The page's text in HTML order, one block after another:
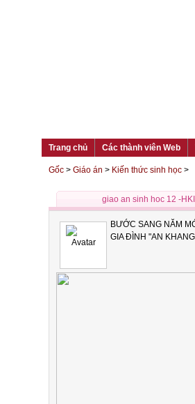
Trang chủ Các thành viên Web
Gốc > Giáo án > Kiến thức sinh học >
giao an sinh hoc 12 -
BƯỚC SANG NĂM
GIA ĐÌNH "AN